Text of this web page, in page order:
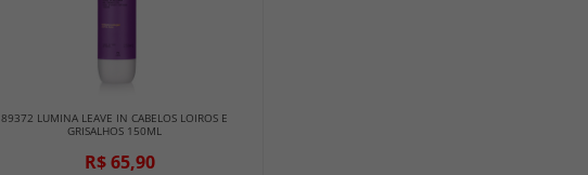
89372 LUMINA LEAVE IN CABELOS LOIROS E
GRISALHOS 150ML
R$ 65,90